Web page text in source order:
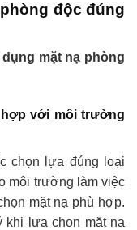
độc đúng
mặt nạ phòng
với môi trường
chọn lựa đúng loại
môi trường làm việc
mặt nạ phù hợp.
khi lựa chọn mặt nạ